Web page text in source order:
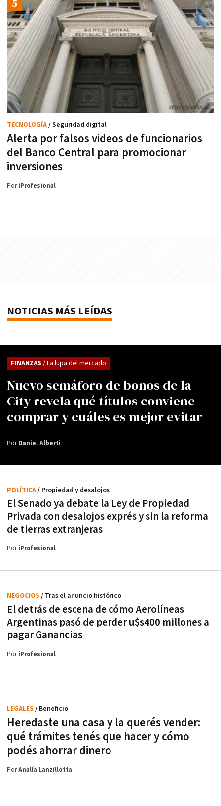
Alerta por falsos videos de funcionarios
del Banco Central para promocionar
inversiones
TECNOLOGÍA/ Seguridad digital
PoriProfesional
NOTICIAS MÁS LEÍDAS
Nuevo semáforo de bonos de la
City revela qué títulos conviene
comprar y cuáles es mejor evitar
FINANZAS / La lupa del mercado
PorDaniel Alberti
El Senado ya debate la Ley de Propiedad
Privada con desalojos exprés y sin la reforma
de tierras extranjeras
POLÍTICA/ Propiedad y desalojos
PoriProfesional
El detrás de escena de cómo Aerolíneas
Argentinas pasó de perder u$s400 millones a
pagar Ganancias
NEGOCIOS / Tras el anuncio histórico
PoriProfesional
Heredaste una casa y la querés vender:
qué trámites tenés que hacer y cómo
podés ahorrar dinero
LEGALES / Beneficio
PorAnalía Lanzillotta